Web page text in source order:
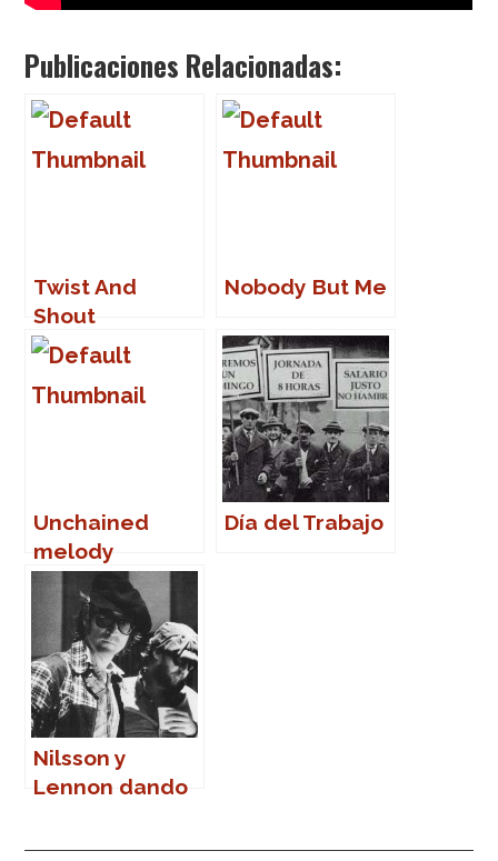
Publicaciones Relacionadas:
Twist And
Shout
Nobody But Me
Unchained
melody
Día del Trabajo
Nilsson y
Lennon dando